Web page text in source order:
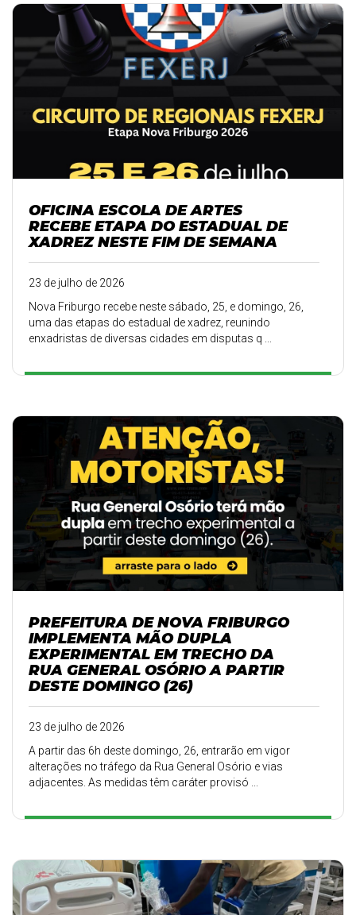
OFICINA ESCOLA DE ARTES
RECEBE ETAPA DO ESTADUAL DE
XADREZ NESTE FIM DE SEMANA
23 de julho de 2026
Nova Friburgo recebe neste sábado, 25, e domingo, 26,
uma das etapas do estadual de xadrez, reunindo
enxadristas de diversas cidades em disputas q ...
PREFEITURA DE NOVA FRIBURGO
IMPLEMENTA MÃO DUPLA
EXPERIMENTAL EM TRECHO DA
RUA GENERAL OSÓRIO A PARTIR
DESTE DOMINGO (26)
23 de julho de 2026
A partir das 6h deste domingo, 26, entrarão em vigor
alterações no tráfego da Rua General Osório e vias
adjacentes. As medidas têm caráter provisó ...